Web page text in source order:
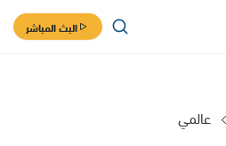
البث المباشر
عالمي